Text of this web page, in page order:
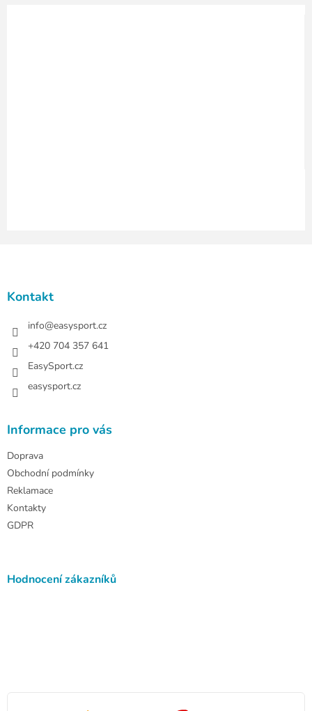
Kontakt
info@easysport.cz
+420 704 357 641
EasySport.cz
easysport.cz
Informace pro vás
Doprava
Obchodní podmínky
Reklamace
Kontakty
GDPR
Hodnocení zákazníků